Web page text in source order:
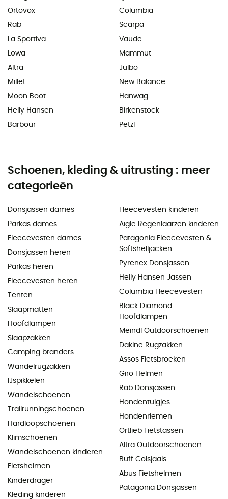
Ortovox
Rab
La Sportiva
Lowa
Altra
Millet
Moon Boot
Helly Hansen
Barbour
Columbia
Scarpa
Vaude
Mammut
Julbo
New Balance
Hanwag
Birkenstock
Petzl
Schoenen, kleding & uitrusting : meer
categorieën
Donsjassen dames
Parkas dames
Fleecevesten dames
Donsjassen heren
Parkas heren
Fleecevesten heren
Tenten
Slaapmatten
Hoofdlampen
Slaapzakken
Camping branders
Wandelrugzakken
IJspikkelen
Wandelschoenen
Trailrunningschoenen
Hardloopschoenen
Klimschoenen
Wandelschoenen kinderen
Fietshelmen
Kinderdrager
Kleding kinderen
Fleecevesten kinderen
Aigle Regenlaarzen kinderen
Patagonia Fleecevesten &
Softshelljacken
Pyrenex Donsjassen
Helly Hansen Jassen
Columbia Fleecevesten
Black Diamond
Hoofdlampen
Meindl Outdoorschoenen
Dakine Rugzakken
Assos Fietsbroeken
Giro Helmen
Rab Donsjassen
Hondentuigjes
Hondenriemen
Ortlieb Fietstassen
Altra Outdoorschoenen
Buff Colsjaals
Abus Fietshelmen
Patagonia Donsjassen